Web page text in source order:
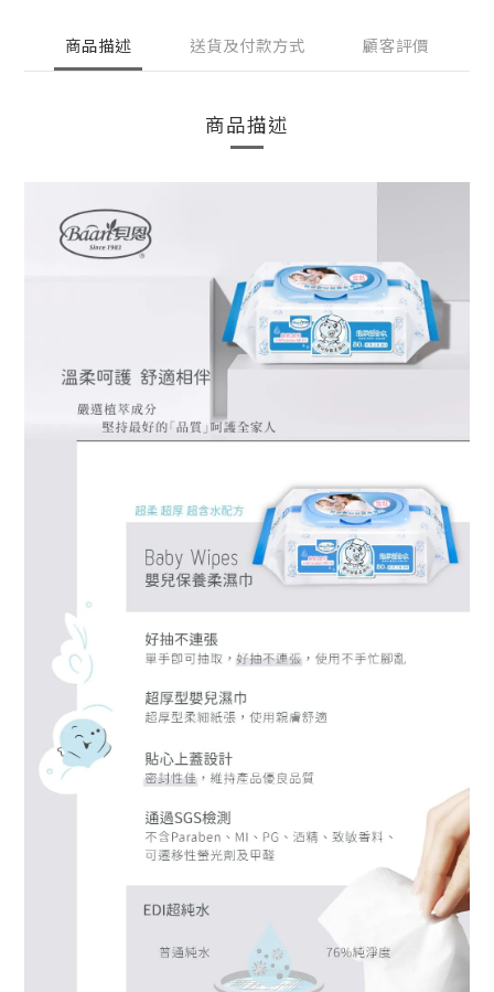
商品描述 送貨及付款方式 顧客評價
商品描述